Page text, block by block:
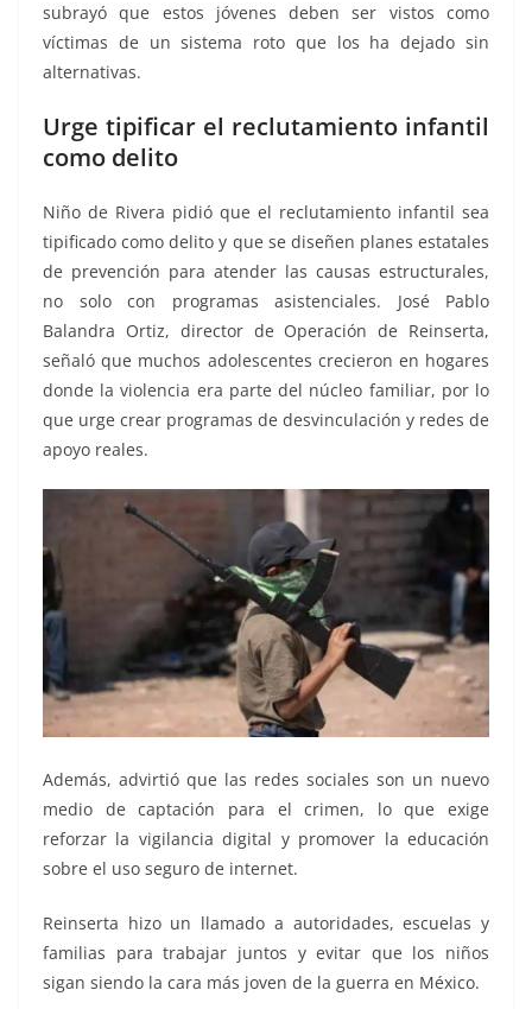
subrayó que estos jóvenes deben ser vistos como
víctimas de un sistema roto que los ha dejado sin
alternativas.
Urge tipificar el reclutamiento infantil
como delito
Niño de Rivera pidió que el reclutamiento infantil sea
tipificado como delito y que se diseñen planes estatales
de prevención para atender las causas estructurales,
no solo con programas asistenciales. José Pablo
Balandra Ortiz, director de Operación de Reinserta,
señaló que muchos adolescentes crecieron en hogares
donde la violencia era parte del núcleo familiar, por lo
que urge crear programas de desvinculación y redes de
apoyo reales.
Además, advirtió que las redes sociales son un nuevo
medio de captación para el crimen, lo que exige
reforzar la vigilancia digital y promover la educación
sobre el uso seguro de internet.
Reinserta hizo un llamado a autoridades, escuelas y
familias para trabajar juntos y evitar que los niños
sigan siendo la cara más joven de la guerra en México.